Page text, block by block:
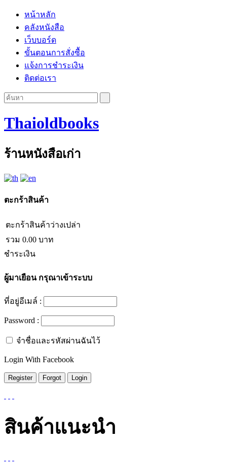
หน้าหลัก
คลังหนังสือ
เว็บบอร์ด
ขั้นตอนการสั่งซื้อ
แจ้งการชำระเงิน
ติดต่อเรา
Thaioldbooks
ร้านหนังสือเก่า
ตะกร้าสินค้า
ตะกร้าสินค้าว่างเปล่า
รวม 0.00 บาท
ชำระเงิน
ผู้มาเยือนกรุณาเข้าระบบ
ที่อยู่อีเมล์ :
Password :
จำชื่อและรหัสผ่านฉันไว้
Login With Facebook
สินค้าแนะนำ